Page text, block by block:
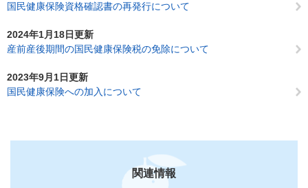
国民健康保険資格確認書の再発行について
2024年1月18日更新
産前産後期間の国民健康保険税の免除について
2023年9月1日更新
国民健康保険への加入について
関連情報